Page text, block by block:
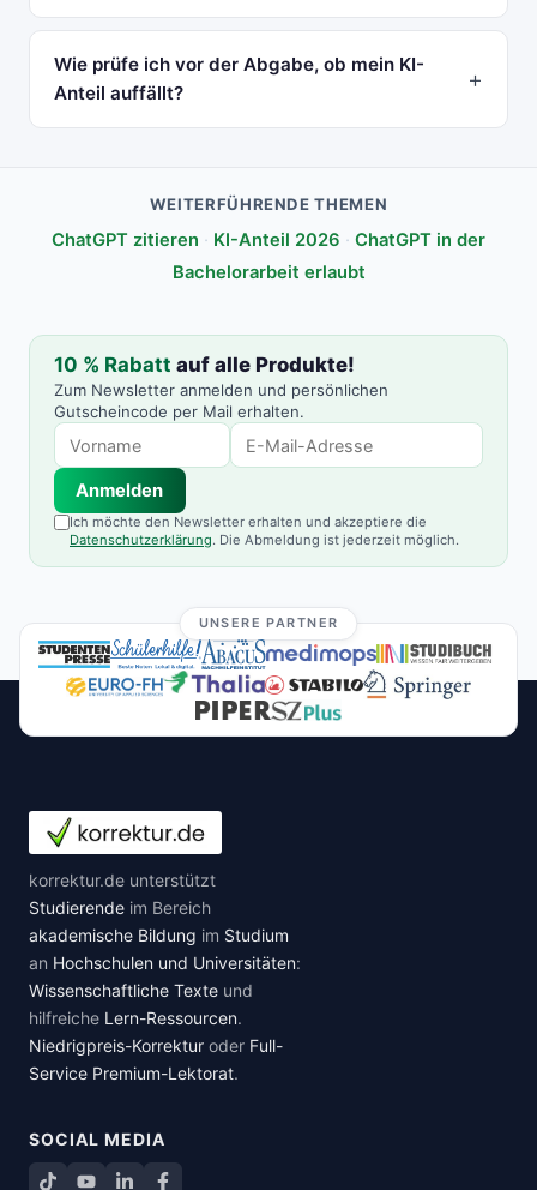
Wie prüfe ich vor der Abgabe, ob mein KI-
Anteil auffällt?
WEITERFÜHRENDE THEMEN
ChatGPT zitieren · KI-Anteil 2026 · ChatGPT in der
Bachelorarbeit erlaubt
10 % Rabatt auf alle Produkte!
Zum Newsletter anmelden und persönlichen
Gutscheincode per Mail erhalten.
Anmelden
Ich möchte den Newsletter erhalten und akzeptiere die
Datenschutzerklärung. Die Abmeldung ist jederzeit möglich.
UNSERE PARTNER
korrektur.de unterstützt
Studierende im Bereich
akademische Bildung im Studium
an Hochschulen und Universitäten:
Wissenschaftliche Texte und
hilfreiche Lern-Ressourcen.
Niedrigpreis-Korrektur oder Full-
Service Premium-Lektorat.
SOCIAL MEDIA